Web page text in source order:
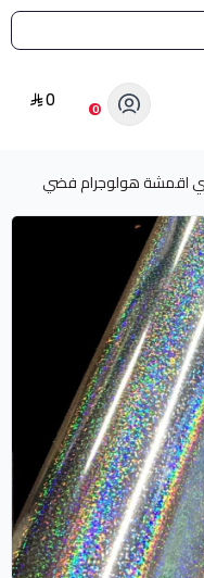
حرارية 0
0
اقمشة هولوجرام فضي